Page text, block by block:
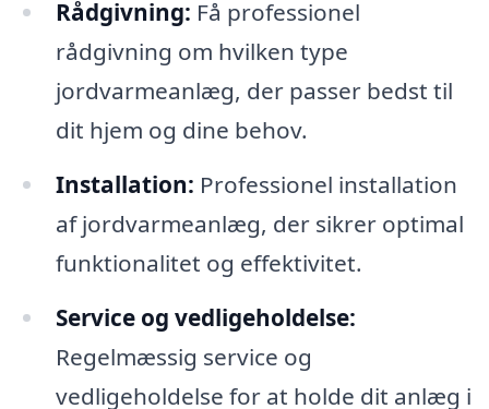
Rådgivning: Få professionel
rådgivning om hvilken type
jordvarmeanlæg, der passer bedst til
dit hjem og dine behov.
Installation: Professionel installation
af jordvarmeanlæg, der sikrer optimal
funktionalitet og effektivitet.
Service og vedligeholdelse:
Regelmæssig service og
vedligeholdelse for at holde dit anlæg i